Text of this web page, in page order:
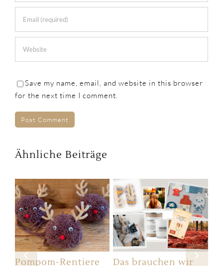
Save my name, email, and website in this browser
for the next time I comment.
Ähnliche Beiträge
Pompom-Rentiere Das brauchen wir